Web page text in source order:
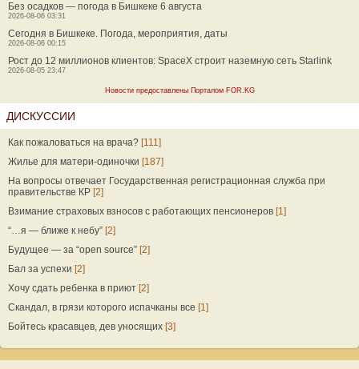
Без осадков — погода в Бишкеке 6 августа
2026-08-06 03:31
Сегодня в Бишкеке. Погода, мероприятия, даты
2026-08-06 00:15
Рост до 12 миллионов клиентов: SpaceX строит наземную сеть Starlink
2026-08-05 23:47
Новости предоставлены Порталом FOR.KG
ДИСКУССИИ
Как пожаловаться на врача? [111]
Жилье для матери-одиночки [187]
На вопросы отвечает Государственная регистрационная служба при
правительстве КР [2]
Взимание страховых взносов с работающих пенсионеров [1]
“…я — ближе к небу” [2]
Будущее — за “open source” [2]
Бал за успехи [2]
Хочу сдать ребенка в приют [2]
Скандал, в грязи которого испачканы все [1]
Бойтесь красавцев, дев уносящих [3]